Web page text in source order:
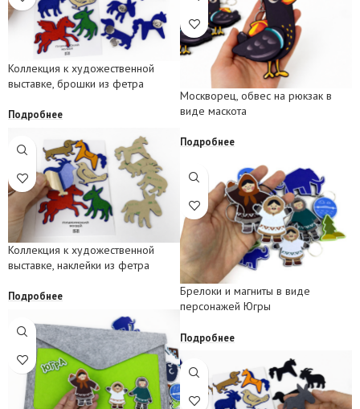
Коллекция к художественной
выставке, брошки из фетра
Подробнее
Москворец, обвес на рюкзак в
виде маскота
Подробнее
Коллекция к художественной
выставке, наклейки из фетра
Подробнее
Брелоки и магниты в виде
персонажей Югры
Подробнее